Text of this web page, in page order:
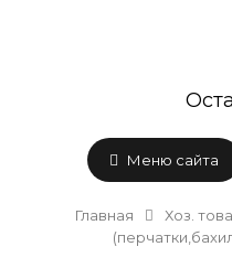
Меню сайта
Главная Хоз.